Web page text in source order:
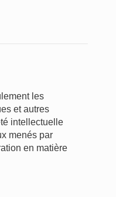
les
et autres
intellectuelle
menés par
en matière